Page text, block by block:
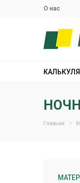
О нас
Главная